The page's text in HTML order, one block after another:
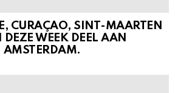
CURAÇAO, SINT-MAARTEN
WEEK DEEL AAN
AMSTERDAM.